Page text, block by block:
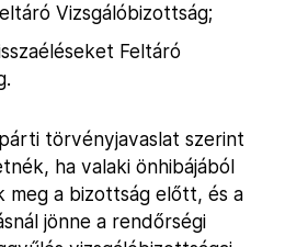
Vizsgálóbizottság;
Feltáró
törvényjavaslat szerint
ha valaki önhibájából
meg a bizottság előtt, és a
jönne a rendőrségi